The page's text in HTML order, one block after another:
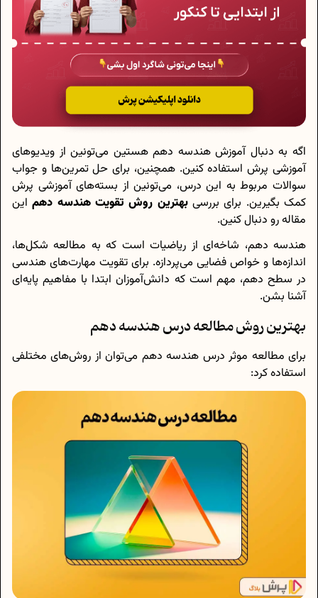
اگه به دنبال آموزش هندسه دهم هستین می‌تونین از ویدیوهای
آموزشی پرش استفاده کنین. همچنین، برای حل تمرین‌ها و جواب
سوالات مربوط به این درس، می‌تونین از بسته‌های آموزشی پرش
کمک بگیرین. برای بررسیبهترین روش تقویت هندسه دهماین
مقاله رو دنبال کنین.
هندسه دهم، شاخه‌ای از ریاضیات است که به مطالعه شکل‌ها،
اندازه‌ها و خواص فضایی می‌پردازه. برای تقویت مهارت‌های هندسی
در سطح دهم، مهم است که دانش‌آموزان ابتدا با مفاهیم پایه‌ای
آشنا بشن.
بهترین روش مطالعه درس هندسه دهم
برای مطالعه موثر درس هندسه دهم می‌توان از روش‌های مختلفی
استفاده کرد: